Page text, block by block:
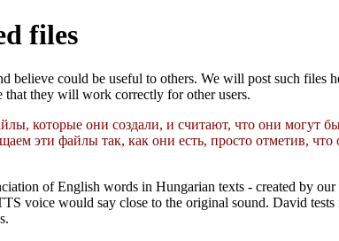
files
believe could be useful to others. We will post such
that they will work correctly for other users.
которые они создали, и считают, что они могут
эти файлы так, как они есть, просто отметив, что
of English words in Hungarian texts - created by
voice would say close to the original sound. David